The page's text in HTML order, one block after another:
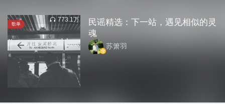
歌单
773.1万
民谣精选：下一站，遇见相似的灵
魂
苏箫羽